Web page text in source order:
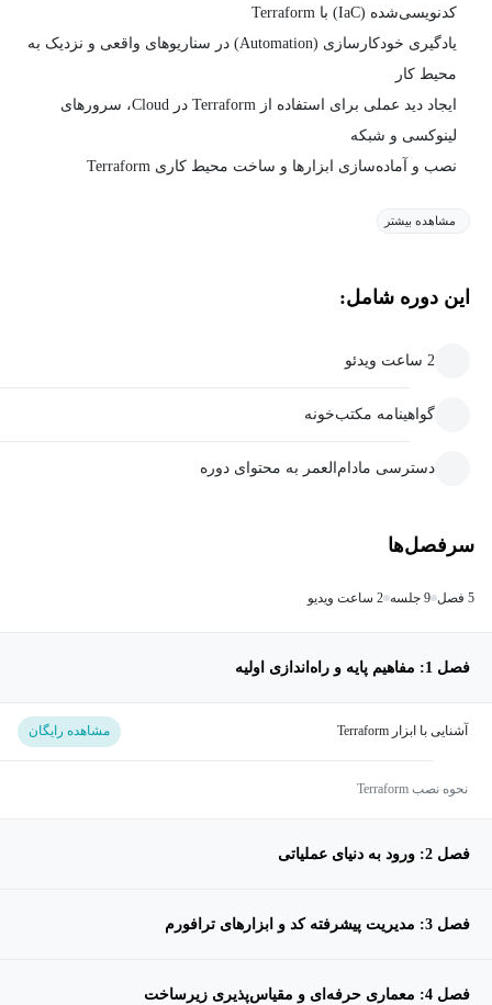
کدنویسی‌شده (IaC) با Terraform
یادگیری خودکارسازی (Automation) در سناریوهای واقعی و نزدیک به
محیط کار
ایجاد دید عملی برای استفاده از Terraform در Cloud، سرورهای
لینوکسی و شبکه
نصب و آماده‌سازی ابزارها و ساخت محیط کاری Terraform
مشاهده بیشتر
این دوره شامل:
2 ساعت ویدئو
گواهینامه مکتب‌خونه
دسترسی مادام‌العمر به محتوای دوره
سرفصل‌ها
5 فصل 9 جلسه 2 ساعت ویدیو
فصل 1: مفاهیم پایه و راه‌اندازی اولیه
آشنایی با ابزار Terraform مشاهده رایگان
نحوه نصب Terraform
فصل 2: ورود به دنیای عملیاتی
فصل 3: مدیریت پیشرفته کد و ابزارهای ترافورم
فصل 4: معماری حرفه‌ای و مقیاس‌پذیری زیرساخت